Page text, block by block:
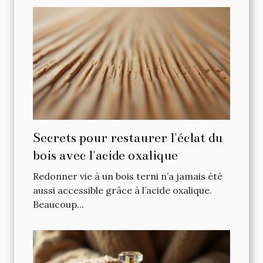
Secrets pour restaurer l'éclat du
bois avec l'acide oxalique
Redonner vie à un bois terni n’a jamais été
aussi accessible grâce à l’acide oxalique.
Beaucoup...